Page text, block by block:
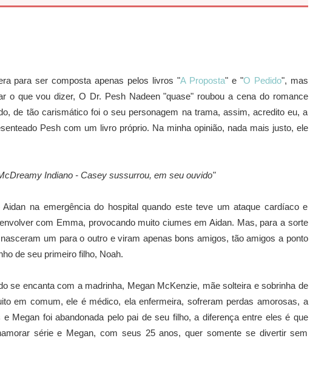
para ser composta apenas pelos livros "A Proposta" e "O Pedido", mas
o que vou dizer, O Dr. Pesh Nadeen "quase" roubou a cena do romance
de tão carismático foi o seu personagem na trama, assim, acredito eu, a
Pesh com um livro próprio. Na minha opinião, nada mais justo, ele
Indiano - Casey sussurrou, em seu ouvido"
na emergência do hospital quando este teve um ataque cardíaco e
com Emma, provocando muito ciumes em Aidan. Mas, para a sorte
um para o outro e viram apenas bons amigos, tão amigos a ponto
de seu primeiro filho, Noah.
se encanta com a madrinha, Megan McKenzie, mãe solteira e sobrinha de
em comum, ele é médico, ela enfermeira, sofreram perdas amorosas, a
Megan foi abandonada pelo pai de seu filho, a diferença entre eles é que
série e Megan, com seus 25 anos, quer somente se divertir sem